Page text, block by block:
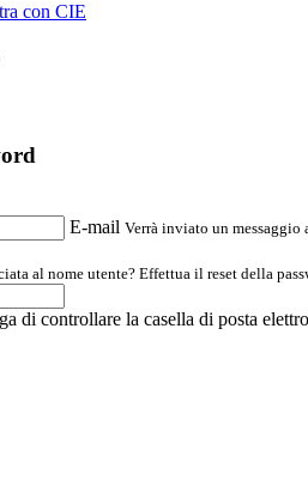
con CIE
E-mail Verrà inviato un
al nome utente? Effettua il reset della
di controllare la casella di posta